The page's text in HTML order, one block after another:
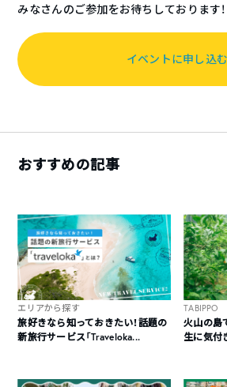
みなさんのご参加をお待ちしております！
イベントに申し込む
おすすめの記事
エリアから探す
旅好きなら知っておきたい！話題の
新旅行サービス「Traveloka...
TABIPPO
火山の島
生に気付